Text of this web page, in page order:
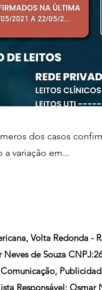
dos casos
variação em...
Volta Redonda -
Neves de Souza
Comunicação,
Responsável: Osmar